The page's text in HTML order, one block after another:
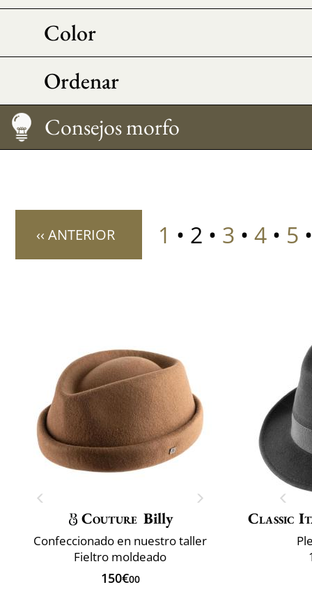
Color
Ordenar
Medir su talla
Cuidado
Consejos morfo
‹‹ ANTERIOR 1 • 2 • 3 • 4• 5
Couture Billy
Confeccionado en nuestro taller
Fieltro moldeado
150€00
Classic